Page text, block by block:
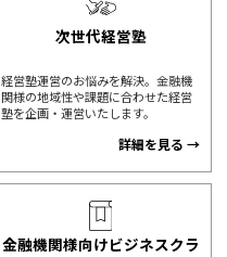
次世代経営塾
経営塾運営のお悩みを解決。金融機
関様の地域性や課題に合わせた経営
塾を企画・運営いたします。
詳細を見る
金融機関様向けビジネスクラ